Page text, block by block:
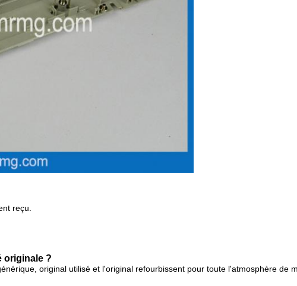
reçu.
originale ?
original utilisé et l'original refourbissent pour toute l'atmosphère de